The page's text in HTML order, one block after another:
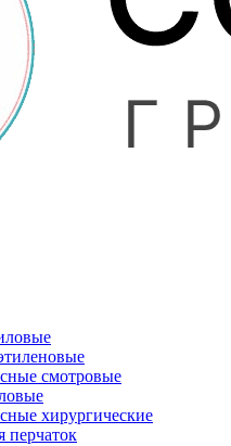
смотровые
хирургические
перчаток